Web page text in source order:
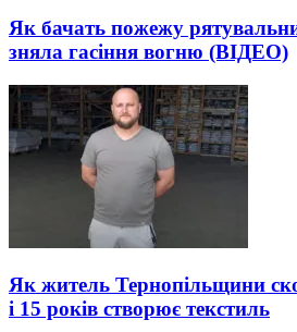
Як бачать пожежу
зняла гасіння вогню (ВІДЕО)
Як житель Тернопільщини
і 15 років створює текстиль